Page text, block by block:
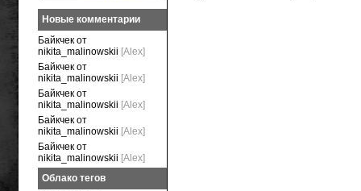
Новые комментарии
Байкчек от
nikita_malinowskii [Alex]
Байкчек от
nikita_malinowskii [Alex]
Байкчек от
nikita_malinowskii [Alex]
Байкчек от
nikita_malinowskii [Alex]
Байкчек от
nikita_malinowskii [Alex]
Облако тегов